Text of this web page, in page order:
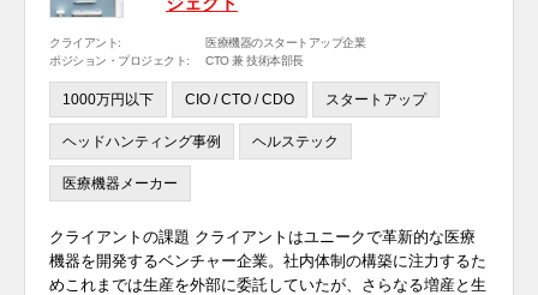
クライアント:
医療機器のスタートアップ企業
ポジション・プロジェクト:
CTO 兼 技術本部長
1000万円以下 CIO / CTO / CDO スタートアップ
ヘッドハンティング事例 ヘルステック
医療機器メーカー
クライアントの課題 クライアントはユニークで革新的な医療
機器を開発するベンチャー企業。社内体制の構築に注力するた
めこれまでは生産を外部に委託していたが、さらなる増産と生